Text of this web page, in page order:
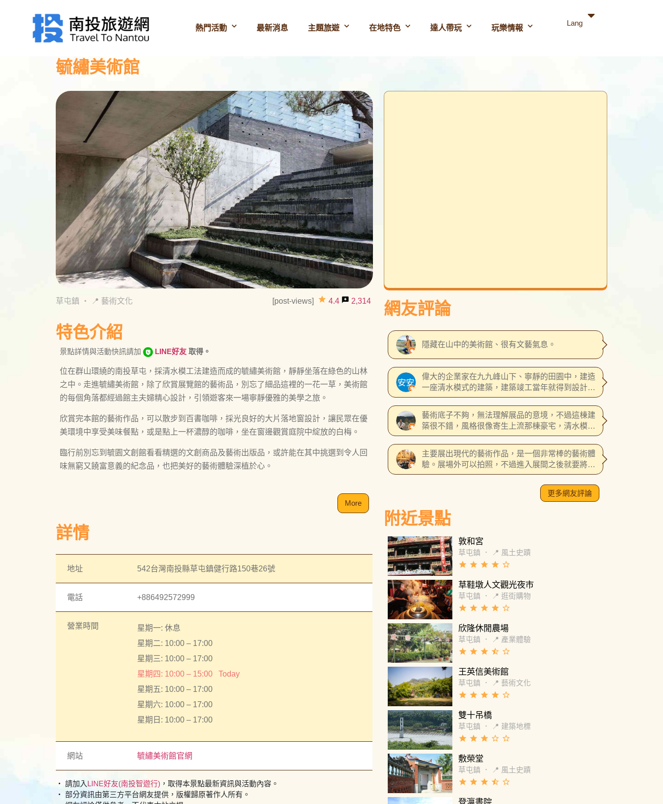
熱門活動 最新消息 主題旅遊 在地特色 達人帶玩 玩樂情報
Lang
毓繡美術館
草屯鎮 ・ 📍 藝術文化 [post-views] grade 4.4 reviews 2,314
特色介紹
景點詳情與活動快訊請加 LINE好友取得。
位在群山環繞的南投草屯，採清水模工法建造而成的毓繡美術館，靜靜坐落在綠色的山林
之中。走進毓繡美術館，除了欣賞展覽館的藝術品，別忘了細品這裡的一花一草，美術館
的每個角落都經過館主夫婦精心設計，引領遊客來一場寧靜優雅的美學之旅。
欣賞完本館的藝術作品，可以散步到百書咖啡，採光良好的大片落地窗設計，讓民眾在優
美環境中享受美味餐點，或是點上一杯濃醇的咖啡，坐在窗邊觀賞庭院中綻放的白梅。
臨行前別忘到毓園文創館看看精選的文創商品及藝術出版品，或許能在其中挑選到令人回
味無窮又饒富意義的紀念品，也把美好的藝術體驗深植於心。
More
詳情
地址 542台灣南投縣草屯鎮健行路150巷26號
電話 +886492572999
營業時間
星期一: 休息
星期二: 10:00 – 17:00
星期三: 10:00 – 17:00
星期四: 10:00 – 15:00
Today
星期五: 10:00 – 17:00
星期六: 10:00 – 17:00
星期日: 10:00 – 17:00
網站 毓繡美術館官網
・ 請加入 LINE好友(南投智遊行) ，取得本景點最新資訊與活動內容。
・ 部分資訊由第三方平台網友提供，版權歸原著作人所有。
網友評論
隱藏在山中的美術館、很有文藝氣息。
偉大的企業家在九九峰山下、寧靜的田園中，建造
一座清水模式的建築，建築竣工當年就得到設計大
獎，因此本身就是一個美麗的藝術品，來南投時值
得過來好好參觀。館內不定期與藝術家合作展品，
提供免費的展示，導覽機需額外付費租用，入館須
先事前於網路上預約並需要遵守規定。
藝術底子不夠，無法理解展品的意境，不過這棟建
築很不錯，風格很像寄生上流那棟豪宅，清水模材
質，一整片的玻璃落地窗，向上的階梯，......，個
人覺得寄生上流的導演是從這美術館得到靈感
主要展出現代的藝術作品，是一個非常棒的藝術體
驗。展場外可以拍照，不過進入展間之後就要將所
有的手機及背包等集中管理。每個導覽機100元的
租借費，建議一定要借，才可以深入的瞭解每一個
更多網友評論
附近景點
敦和宮
草屯鎮 ． 📍 風土史蹟
grade grade grade grade star_border
草鞋墩人文觀光夜市
草屯鎮 ． 📍 逛街購物
grade grade grade grade star_border
欣隆休閒農場
草屯鎮 ． 📍 產業體驗
grade grade grade star_half star_border
王英信美術館
草屯鎮 ． 📍 藝術文化
grade grade grade grade star_border
雙十吊橋
草屯鎮 ． 📍 建築地標
grade grade grade star_border star_border
敷榮堂
草屯鎮 ． 📍 風土史蹟
grade grade grade star_half star_border
登瀛書院